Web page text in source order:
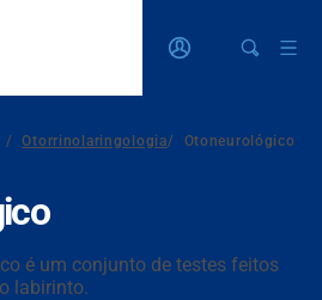
/ Otorrinolaringologia/ Otoneurológico
é um conjunto de testes feitos
labirinto.